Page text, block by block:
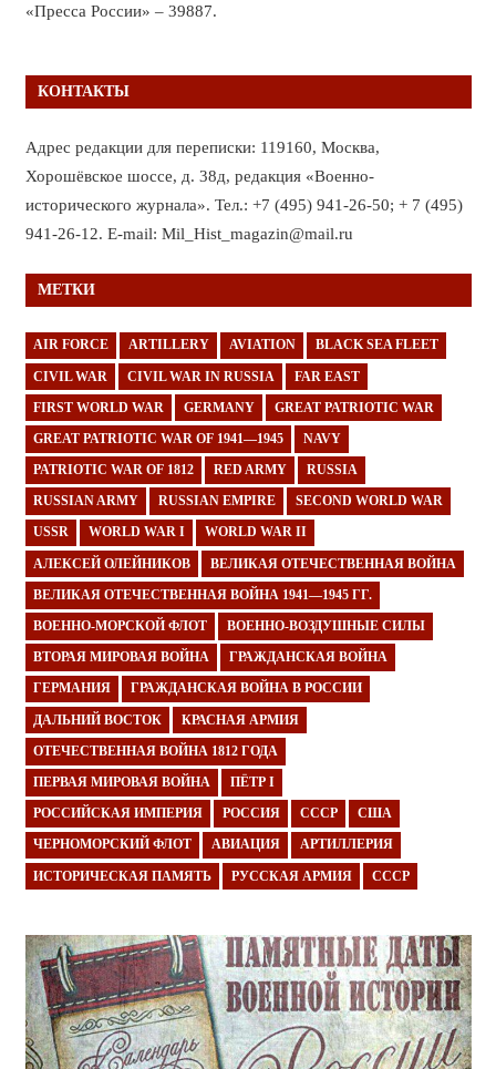
«Пресса России» – 39887.
КОНТАКТЫ
Адрес редакции для переписки: 119160, Москва,
Хорошёвское шоссе, д. 38д, редакция «Военно-
исторического журнала». Тел.: +7 (495) 941-26-50; + 7 (495)
941-26-12. E-mail: Mil_Hist_magazin@mail.ru
МЕТКИ
AIR FORCE ARTILLERY AVIATION BLACK SEA FLEET
CIVIL WAR CIVIL WAR IN RUSSIA FAR EAST
FIRST WORLD WAR GERMANY GREAT PATRIOTIC WAR
GREAT PATRIOTIC WAR OF 1941—1945 NAVY
PATRIOTIC WAR OF 1812 RED ARMY RUSSIA
RUSSIAN ARMY RUSSIAN EMPIRE SECOND WORLD WAR
USSR WORLD WAR I WORLD WAR II
АЛЕКСЕЙ ОЛЕЙНИКОВ ВЕЛИКАЯ ОТЕЧЕСТВЕННАЯ ВОЙНА
ВЕЛИКАЯ ОТЕЧЕСТВЕННАЯ ВОЙНА 1941—1945 ГГ.
ВОЕННО-МОРСКОЙ ФЛОТ ВОЕННО-ВОЗДУШНЫЕ СИЛЫ
ВТОРАЯ МИРОВАЯ ВОЙНА ГРАЖДАНСКАЯ ВОЙНА
ГЕРМАНИЯ ГРАЖДАНСКАЯ ВОЙНА В РОССИИ
ДАЛЬНИЙ ВОСТОК КРАСНАЯ АРМИЯ
ОТЕЧЕСТВЕННАЯ ВОЙНА 1812 ГОДА
ПЕРВАЯ МИРОВАЯ ВОЙНА ПЁТР I
РОССИЙСКАЯ ИМПЕРИЯ РОССИЯ СССР США
ЧЕРНОМОРСКИЙ ФЛОТ АВИАЦИЯ АРТИЛЛЕРИЯ
ИСТОРИЧЕСКАЯ ПАМЯТЬ РУССКАЯ АРМИЯ СССР